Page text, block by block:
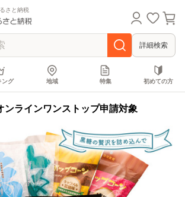
さと納税
詳細検索
ング 地域 特集 初めての方
ンラインワンストップ申請対象